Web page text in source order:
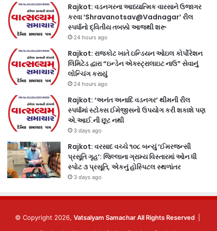
Rajkot: વડનગરના આધ્યાત્મિક વારસાને ઉજાગર
કરવા ‘Shravanotsav@Vadnagar’ રીલ
સ્પર્ધાનો દ્વિતીય તબક્કો આજથી શરૂ
24 hours ago
Rajkot: રાજકોટ ખાતે ઇન્ડિયન ઓઇલ કોર્પોરેશન
લિમિટેડ દ્વારા “ઇન્ડેન એક્સ્ટ્રાલાઇટ નાઉ” સેવાનું
લોન્ચિંગ કરાયું
24 hours ago
Rajkot: ‘અનંત અનાદિ વડનગર’ થીમની રીલ
સ્પર્ધામાં સ્ટોક્સ ઈમેજીસનો ઉપયોગ કરી શકાશે પણ
એ.આઈ.ની છૂટ નથી
3 days ago
Rajkot: વરસાદ વચ્ચે ૧૦૮ બન્યું ‘ઈમરજન્સી
પ્રસૂતિ ગૃહ’: જિલ્લાના ગ્રામ્ય વિસ્તારમાં ઓન ધી
સ્પોટ ૩ પ્રસૂતિ, એકનું હોસ્પિટલ સ્થળાંતર
3 days ago
© Copyright 2026, Vatsalyam Samachar All Rights Reserved